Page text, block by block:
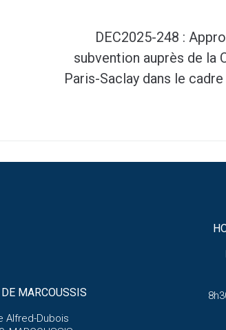
DEC2025-248 :
subvention auprès de la
Paris-Saclay dans le
MARCOUSSIS
Alfred-Dubois